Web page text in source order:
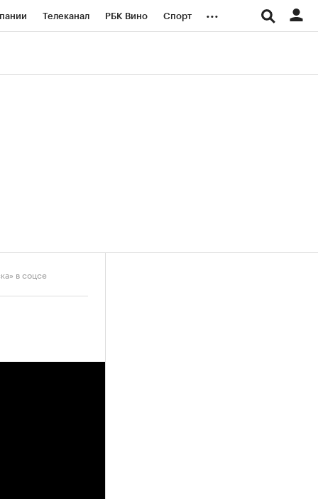
Телеканал РБК Вино Спорт ...
в соцсе